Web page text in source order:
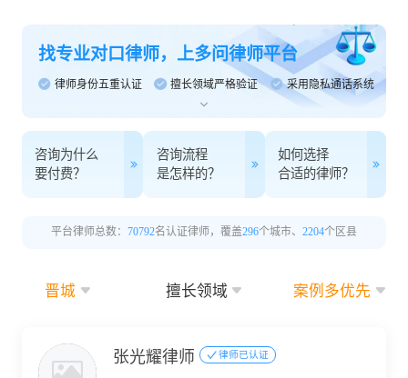
找专业对口律师，上多问律师平台
律师身份五重认证 擅长领域严格验证 采用隐私通话系统
咨询为什么
要付费？
咨询流程
是怎样的？
如何选择
合适的律师？
平台律师总数： 70792名认证律师，覆盖296个城市、 2204个区县
晋城 擅长领域 案例多优先
张光耀律师 律师已认证